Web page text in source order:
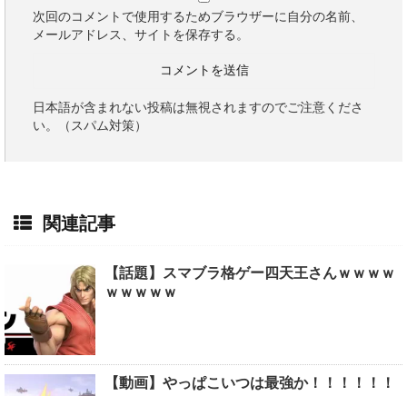
次回のコメントで使用するためブラウザーに自分の名前、
メールアドレス、サイトを保存する。
日本語が含まれない投稿は無視されますのでご注意くださ
い。（スパム対策）
関連記事
【話題】スマブラ格ゲー四天王さんｗｗｗｗ
ｗｗｗｗｗ
【動画】やっぱこいつは最強か！！！！！！